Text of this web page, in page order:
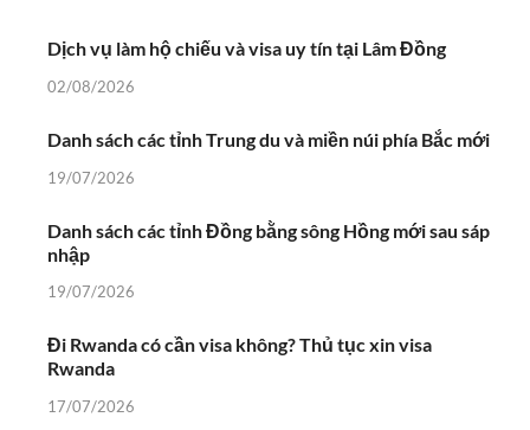
Dịch vụ làm hộ chiếu và visa uy tín tại Lâm Đồng
02/08/2026
Danh sách các tỉnh Trung du và miền núi phía Bắc mới
19/07/2026
Danh sách các tỉnh Đồng bằng sông Hồng mới sau sáp
nhập
19/07/2026
Đi Rwanda có cần visa không? Thủ tục xin visa
Rwanda
17/07/2026